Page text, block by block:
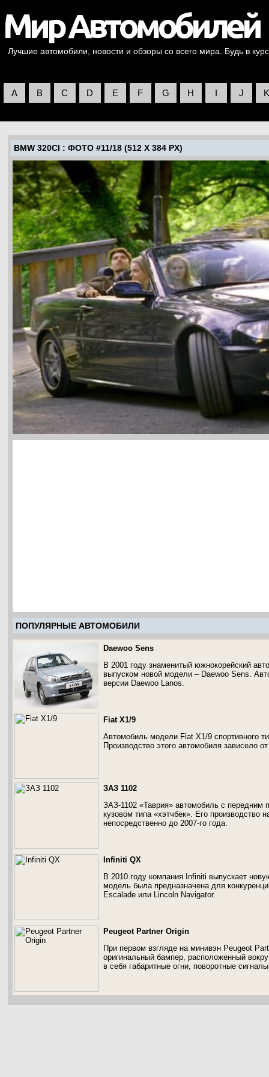
Лучшие автомобили, новости и обзоры со всего мира. Будь в
A B C D E F G H I J K
BMW 320CI : ФОТО #11/18 (512 X 384 PX)
ПОПУЛЯРНЫЕ АВТОМОБИЛИ
Daewoo Sens
В 2001 году знаменитый южнокорейский
выпуском новой модели – Daewoo Sens.
версии Daewoo Lanos.
Fiat X1/9
Автомобиль модели Fiat X1/9 спортивного
Производство этого автомобиля зависело
ЗАЗ 1102
ЗАЗ-1102 «Таврия» автомобиль с передним
кузовом типа «хэтчбек». Его производство
непосредственно до 2007-го года.
Infiniti QX
В 2010 году компания Infiniti выпускает
модель была предназначена для
Escalade или Lincoln Navigator.
Peugeot Partner Origin
При первом взгляде на минивэн Peugeot
оригинальный бампер, расположенный
в себя габаритные огни, поворотные